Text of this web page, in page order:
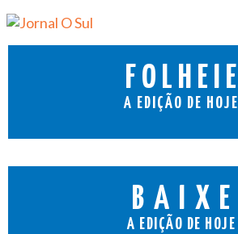
FOLHEIE
A EDIÇÃO DE HOJE
BAIXE
A EDIÇÃO DE HOJE